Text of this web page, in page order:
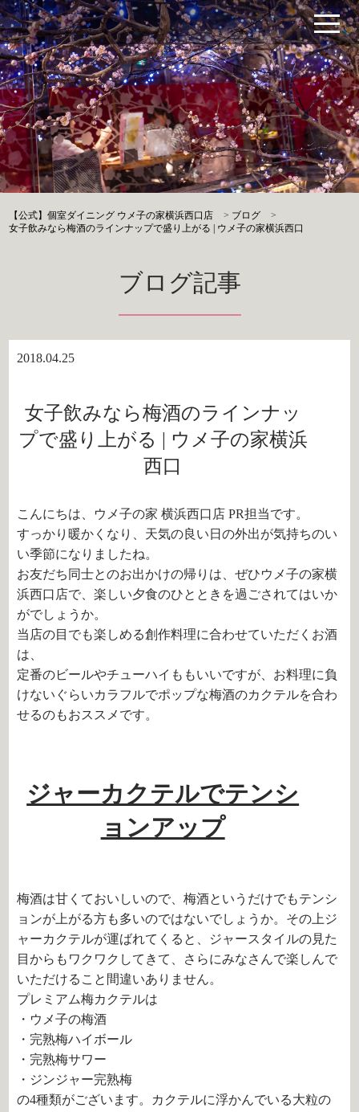
【公式】個室ダイニング ウメ子の家横浜西口店 > ブログ
>
女子飲みなら梅酒のラインナップで盛り上がる | ウメ子の家横浜西口
ブログ記事
2018.04.25
女子飲みなら梅酒のラインナッ
プで盛り上がる | ウメ子の家横浜
西口
こんにちは、ウメ子の家 横浜西口店 PR担当です。
すっかり暖かくなり、天気の良い日の外出が気持ちのい
い季節になりましたね。
お友だち同士とのお出かけの帰りは、ぜひウメ子の家横
浜西口店で、楽しい夕食のひとときを過ごされてはいか
がでしょうか。
当店の目でも楽しめる創作料理に合わせていただくお酒
は、
定番のビールやチューハイももいいですが、お料理に負
けないぐらいカラフルでポップな梅酒のカクテルを合わ
せるのもおススメです。
ジャーカクテルでテンシ
ョンアップ
梅酒は甘くておいしいので、梅酒というだけでもテンシ
ョンが上がる方も多いのではないでしょうか。その上ジ
ャーカクテルが運ばれてくると、ジャースタイルの見た
目からもワクワクしてきて、さらにみなさんで楽しんで
いただけること間違いありません。
プレミアム梅カクテルは
・ウメ子の梅酒
・完熟梅ハイボール
・完熟梅サワー
・ジンジャー完熟梅
の4種類がございます。カクテルに浮かんでいる大粒の